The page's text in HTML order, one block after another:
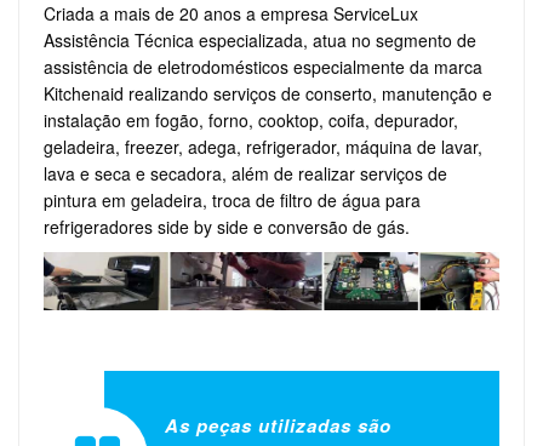
Criada a mais de 20 anos a empresa ServiceLux
Assistência Técnica especializada, atua no segmento de
assistência de eletrodomésticos especialmente da marca
Kitchenaid realizando serviços de conserto, manutenção e
instalação em fogão, forno, cooktop, coifa, depurador,
geladeira, freezer, adega, refrigerador, máquina de lavar,
lava e seca e secadora, além de realizar serviços de
pintura em geladeira, troca de filtro de água para
refrigeradores side by side e conversão de gás.
As peças utilizadas são